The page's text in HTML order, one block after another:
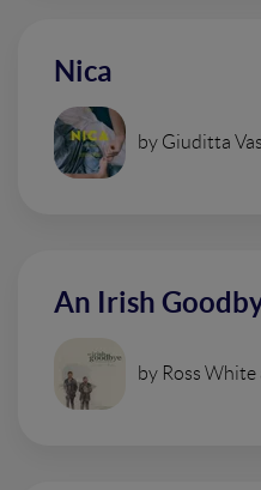
Nica
by Giuditta
An Irish
by Ross White